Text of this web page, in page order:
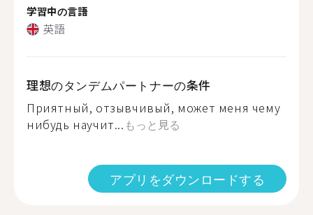
学習中の言語
英語
理想のタンデムパートナーの条件
Приятный, отзывчивый, может меня чему
нибудь научит... もっと見る
アプリをダウンロードする